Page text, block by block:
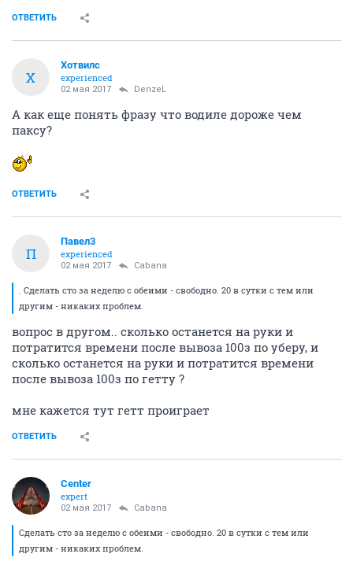
ОТВЕТИТЬ
Х
Хотвилс
experienced
02 мая 2017 DenzeL
А как еще понять фразу что водиле дороже чем
паксу?
ОТВЕТИТЬ
П
Павел3
experienced
02 мая 2017 Cabana
. Сделать сто за неделю с обеими - свободно. 20 в сутки с тем или
другим - никаких проблем.
вопрос в другом.. сколько останется на руки и
потратится времени после вывоза 100з по уберу, и
сколько останется на руки и потратится времени
после вывоза 100з по гетту ?
мне кажется тут гетт проиграет
ОТВЕТИТЬ
Center
expert
02 мая 2017 Cabana
Сделать сто за неделю с обеими - свободно. 20 в сутки с тем или
другим - никаких проблем.